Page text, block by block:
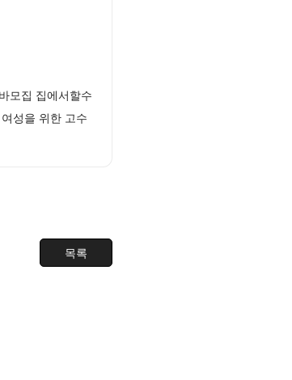
모집 집에서할수
성을 위한 고수
목록